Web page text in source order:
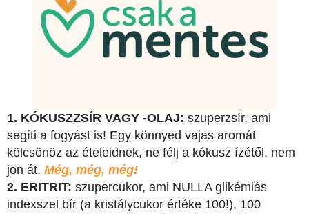
1. KÓKUSZZSÍR VAGY -OLAJ: szuperzsír, ami
segíti a fogyást is! Egy könnyed vajas aromát
kölcsönöz az ételeidnek, ne félj a kókusz ízétől, nem
jön át. Még, még, még!
2. ERITRIT: szupercukor, ami NULLA glikémiás
indexszel bír (a kristálycukor értéke 100!), 100